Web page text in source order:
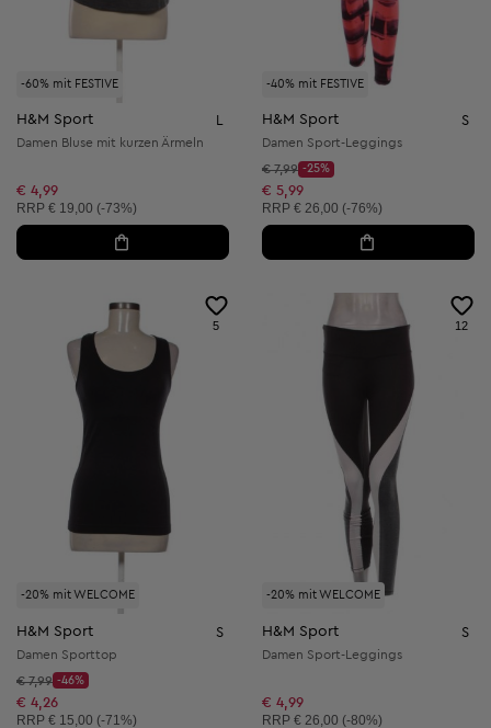
-60% mit FESTIVE
H&M Sport
Damen Bluse mit kurzen Ärmeln
€ 4,99
Unverbindliche Preisempfehlung:
RRP € 19,00 (-73%)
-40% mit FESTIVE
H&M Sport S
Damen Sport-Leggings
Startpreis:
€ 7,99
Discount Price:
-25%
Reduzierter Preis:
€ 5,99
Unverbindliche Preisempfehlung:
RRP € 26,00 (-76%)
-20% mit WELCOME
5
H&M Sport S
Damen Sporttop
Startpreis:
€ 7,99
Discount Price:
-46%
Reduzierter Preis:
€ 4,26
Unverbindliche Preisempfehlung:
RRP € 15,00 (-71%)
-20% mit WELCOME
12
H&M Sport S
Damen Sport-Leggings
€ 4,99
Unverbindliche Preisempfehlung:
RRP € 26,00 (-80%)